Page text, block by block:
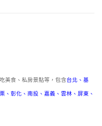
美食、私房景點等，包含台北 、 基
、 彰化 、 南投 、 嘉義 、 雲林 、 屏東 、